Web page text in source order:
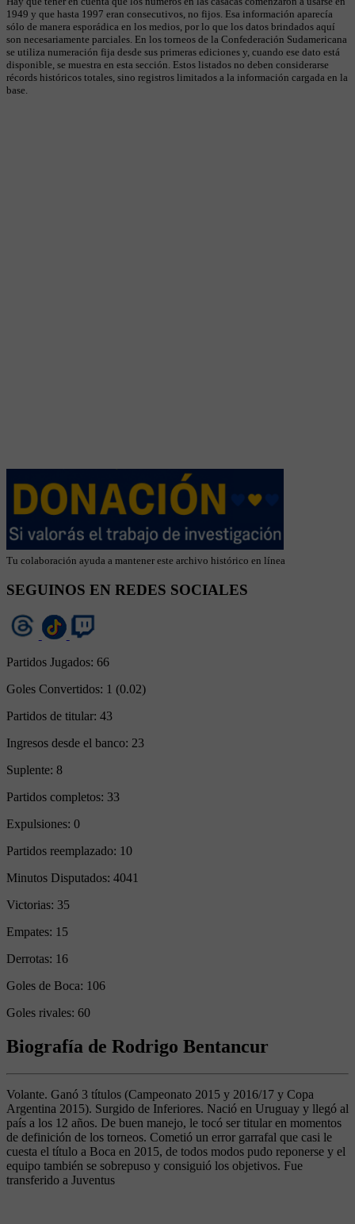
1949 y que hasta 1997 eran consecutivos, no fijos. Esa información aparecía
sólo de manera esporádica en los medios, por lo que los datos brindados aquí
son necesariamente parciales. En los torneos de la Confederación Sudamericana
se utiliza numeración fija desde sus primeras ediciones y, cuando ese dato está
disponible, se muestra en esta sección. Estos listados no deben considerarse
récords históricos totales, sino registros limitados a la información cargada en la
base.
Tu colaboración ayuda a mantener este archivo histórico en línea
SEGUINOS EN REDES SOCIALES
Partidos Jugados: 66
Goles Convertidos: 1 (0.02)
Partidos de titular: 43
Ingresos desde el banco: 23
Suplente: 8
Partidos completos: 33
Expulsiones: 0
Partidos reemplazado: 10
Minutos Disputados: 4041
Victorias: 35
Empates: 15
Derrotas: 16
Goles de Boca: 106
Goles rivales: 60
Biografía de Rodrigo Bentancur
Volante. Ganó 3 títulos (Campeonato 2015 y 2016/17 y Copa
Argentina 2015). Surgido de Inferiores. Nació en Uruguay y llegó al
país a los 12 años. De buen manejo, le tocó ser titular en momentos
de definición de los torneos. Cometió un error garrafal que casi le
cuesta el título a Boca en 2015, de todos modos pudo reponerse y el
equipo también se sobrepuso y consiguió los objetivos. Fue
transferido a Juventus